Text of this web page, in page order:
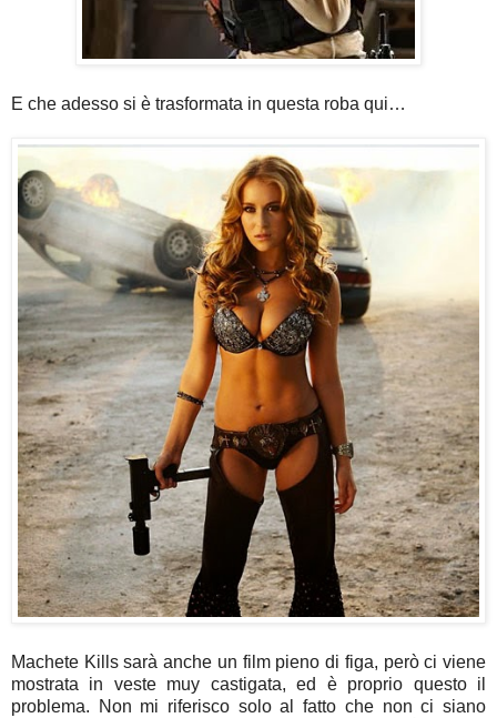
E che adesso si è trasformata in questa roba qui…
Machete Kills sarà anche un film pieno di figa, però ci viene
mostrata in veste muy castigata, ed è proprio questo il
problema. Non mi riferisco solo al fatto che non ci siano